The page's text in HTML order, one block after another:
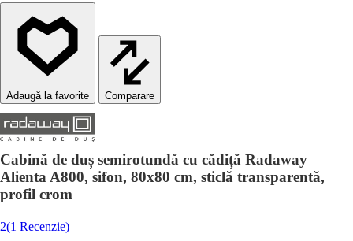
Comparare
Cabină de duș semirotundă cu cădiță Radaway
Alienta A800, sifon, 80x80 cm, sticlă transparentă,
profil crom
2(1 Recenzie)